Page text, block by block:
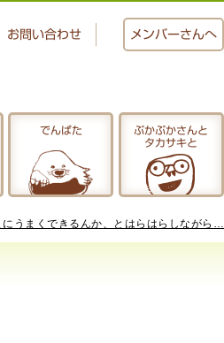
お問い合わせ メンバーさんへ
おかし工房
でんぱた
ぷかぷかさんと
タカサキと
にうまくできるんか、とはらはらしながら…